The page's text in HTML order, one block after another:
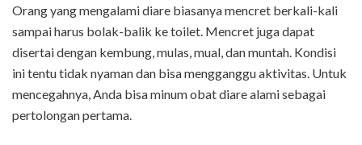
Orang yang mengalami diare biasanya mencret berkali-kali
sampai harus bolak-balik ke toilet. Mencret juga dapat
disertai dengan kembung, mulas, mual, dan muntah. Kondisi
ini tentu tidak nyaman dan bisa mengganggu aktivitas. Untuk
mencegahnya, Anda bisa minum obat diare alami sebagai
pertolongan pertama.